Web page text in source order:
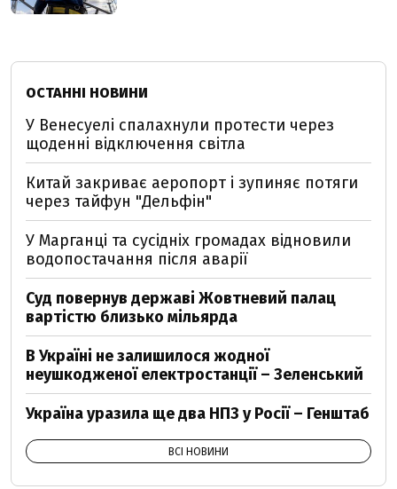
ОСТАННІ НОВИНИ
У Венесуелі спалахнули протести через
щоденні відключення світла
Китай закриває аеропорт і зупиняє потяги
через тайфун "Дельфін"
У Марганці та сусідніх громадах відновили
водопостачання після аварії
Суд повернув державі Жовтневий палац
вартістю близько мільярда
В Україні не залишилося жодної
неушкодженої електростанції – Зеленський
Україна уразила ще два НПЗ у Росії – Генштаб
ВСІ НОВИНИ